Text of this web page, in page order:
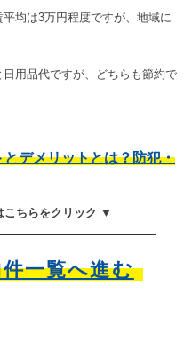
均は3万円程度ですが、地域に
用品代ですが、どちらも節約で
デメリットとは？防犯・
ちらをクリック ▼
一覧へ進む